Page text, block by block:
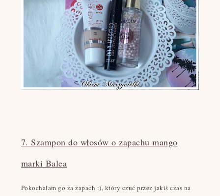
7. Szampon do włosów o zapachu mango
marki Balea
Pokochałam go za zapach :), który czuć przez jakiś czas na